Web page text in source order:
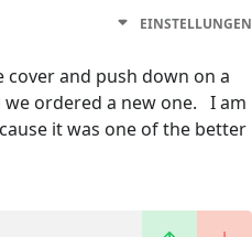
EINSTELLUNGEN
and push down on a
ordered a new one. I am
it was one of the better